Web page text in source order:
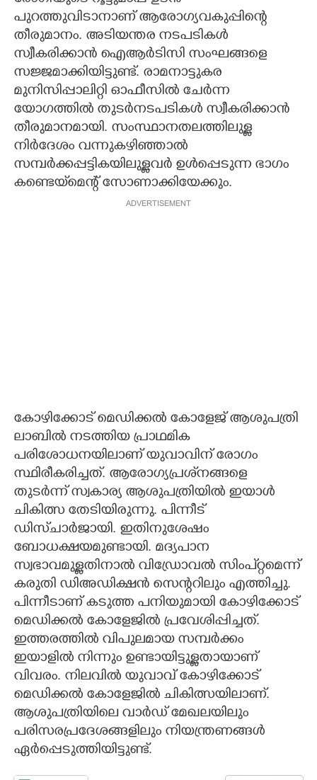
പുറത്തുവിടാനാണ് ആരോഗ്യവകുപ്പിന്റെ
തീരുമാനം. അടിയന്തര നടപടികൾ
സ്വീകരിക്കാൻ ഐആർടിസി സംഘങ്ങളെ
സജ്ജമാക്കിയിട്ടുണ്ട്. രാമനാട്ടുകര
മുനിസിപ്പാലിറ്റി ഓഫീസിൽ ചേർന്ന
യോഗത്തിൽ തുടർനടപടികൾ സ്വീകരിക്കാൻ
തീരുമാനമായി. സംസ്ഥാനതലത്തിലുള്ള
നിർദേശം വന്നുകഴിഞ്ഞാൽ
സമ്പർക്കപ്പട്ടികയിലുള്ളവർ ഉൾപ്പെടുന്ന ഭാഗം
കണ്ടെയ്‌മെന്റ് സോണാക്കിയേക്കും.
ADVERTISEMENT
കോഴിക്കോട് മെഡിക്കൽ കോളേജ് ആശുപത്രി
ലാബിൽ നടത്തിയ പ്രാഥമിക
പരിശോധനയിലാണ് യുവാവിന് രോഗം
സ്ഥിരീകരിച്ചത്. ആരോഗ്യപ്രശ്‌‌നങ്ങളെ
തുടർന്ന് സ്വകാര്യ ആശുപത്രിയിൽ ഇയാൾ
ചികിത്സ തേടിയിരുന്നു. പിന്നീട്
ഡിസ്‌ചാർജായി. ഇതിനുശേഷം
ബോധക്ഷയമുണ്ടായി. മദ്യപാന
സ്വഭാവമുള്ളതിനാൽ വിഡ്രോവൽ സിംപ്റ്റമെന്ന്
കരുതി ഡിഅഡിക്ഷൻ സെന്ററിലും എത്തിച്ചു.
പിന്നീടാണ് കടുത്ത പനിയുമായി കോഴിക്കോട്
മെഡിക്കൽ കോളേജിൽ പ്രവേശിപ്പിച്ചത്.
ഇത്തരത്തിൽ വിപുലമായ സമ്പർക്കം
ഇയാളിൽ നിന്നും ഉണ്ടായിട്ടുള്ളതായാണ്
വിവരം. നിലവിൽ യുവാവ് കോഴിക്കോട്
മെഡിക്കൽ കോളേജിൽ ചികിത്സയിലാണ്.
ആശുപത്രിയിലെ വാർഡ് മേഖലയിലും
പരിസരപ്രദേശങ്ങളിലും നിയന്ത്രണങ്ങൾ
ഏർപ്പെടുത്തിയിട്ടുണ്ട്.